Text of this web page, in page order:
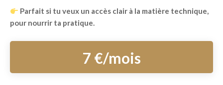
Parfait si tu veux un accès clair à la matière technique,
pour nourrir ta pratique.
7 €/mois